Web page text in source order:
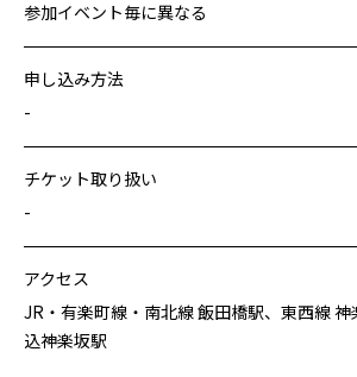
参加イベント毎に異なる
申し込み方法
-
チケット取り扱い
-
アクセス
JR・有楽町線・南北線 飯田橋駅、東西線
込神楽坂駅